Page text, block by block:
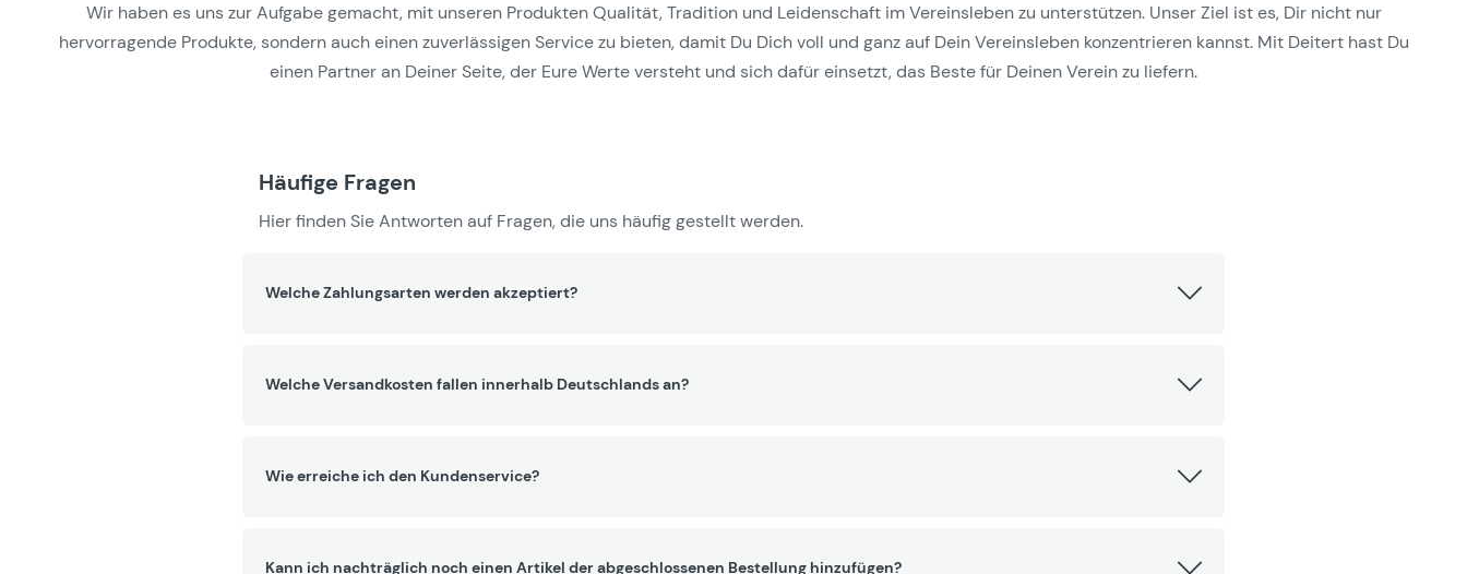
Wir haben es uns zur Aufgabe gemacht, mit unseren Produkten Qualität, Tradition und Leidenschaft im Vereinsleben zu unterstützen. Unser Ziel ist es, Dir nicht nur
hervorragende Produkte, sondern auch einen zuverlässigen Service zu bieten, damit Du Dich voll und ganz auf Dein Vereinsleben konzentrieren kannst. Mit Deitert hast Du
einen Partner an Deiner Seite, der Eure Werte versteht und sich dafür einsetzt, das Beste für Deinen Verein zu liefern.
Häufige Fragen
Hier finden Sie Antworten auf Fragen, die uns häufig gestellt werden.
Welche Zahlungsarten werden akzeptiert?
Welche Versandkosten fallen innerhalb Deutschlands an?
Wie erreiche ich den Kundenservice?
Kann ich nachträglich noch einen Artikel der abgeschlossenen Bestellung hinzufügen?